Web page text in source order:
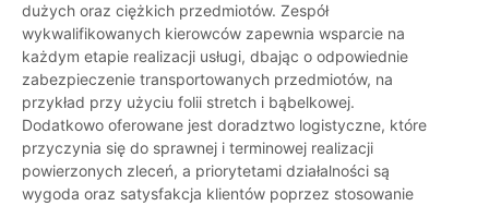
dużych oraz ciężkich przedmiotów. Zespół
wykwalifikowanych kierowców zapewnia wsparcie na
każdym etapie realizacji usługi, dbając o odpowiednie
zabezpieczenie transportowanych przedmiotów, na
przykład przy użyciu folii stretch i bąbelkowej.
Dodatkowo oferowane jest doradztwo logistyczne, które
przyczynia się do sprawnej i terminowej realizacji
powierzonych zleceń, a priorytetami działalności są
wygoda oraz satysfakcja klientów poprzez stosowanie